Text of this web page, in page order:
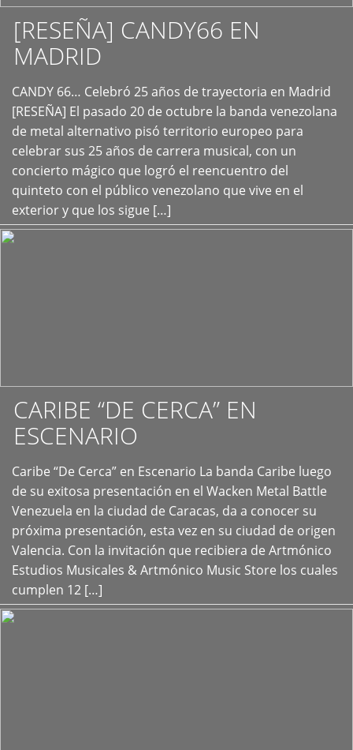
[RESEÑA] CANDY66 EN
MADRID
CANDY 66… Celebró 25 años de trayectoria en Madrid
[RESEÑA] El pasado 20 de octubre la banda venezolana
de metal alternativo pisó territorio europeo para
celebrar sus 25 años de carrera musical, con un
concierto mágico que logró el reencuentro del
quinteto con el público venezolano que vive en el
exterior y que los sigue […]
+
CARIBE “DE CERCA” EN
ESCENARIO
Caribe “De Cerca” en Escenario La banda Caribe luego
de su exitosa presentación en el Wacken Metal Battle
Venezuela en la ciudad de Caracas, da a conocer su
próxima presentación, esta vez en su ciudad de origen
Valencia. Con la invitación que recibiera de Artmónico
Estudios Musicales & Artmónico Music Store los cuales
cumplen 12 […]
+